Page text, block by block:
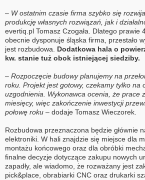
– W ostatnim czasie firma szybko się
produkcję własnych rozwiązań, jak i
evertiq.pl Tomasz Czogała. Dlatego prawie
obecnie dysponuje śląska firma, przestało
jest rozbudowa. Dodatkowa hala o
kw. stanie tuż obok istniejącej siedziby.
– Rozpoczęcie budowy planujemy na
roku. Projekt jest gotowy, czekamy tylko na
uzgodnienia. Wykonawca ocenia, że prace
miesięcy, więc zakończenie inwestycji
połowę roku – dodaje Tomasz Wieczorek.
Rozbudowa przeznaczona będzie głównie
elektroniki. W hali znajdzie się miejsce dla
montażu końcowego oraz dla obróbki
finalne decyzje dotyczące zakupu nowych
zapadły, ale wiadomo, że rozważany jest
pick&place, obrabiarki CNC oraz drukarki